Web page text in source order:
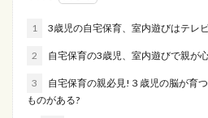
1 3歳児の自宅保育、室内遊びはテレ
2 自宅保育の3歳児、室内遊びで親が
3
自宅保育の親必見!３歳児の脳が育
ものがある?